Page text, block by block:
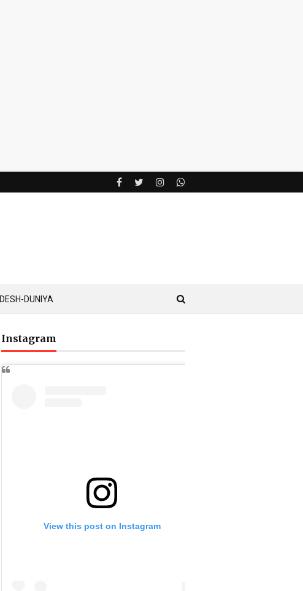
DESH-DUNIYA
Instagram
View this post on Instagram